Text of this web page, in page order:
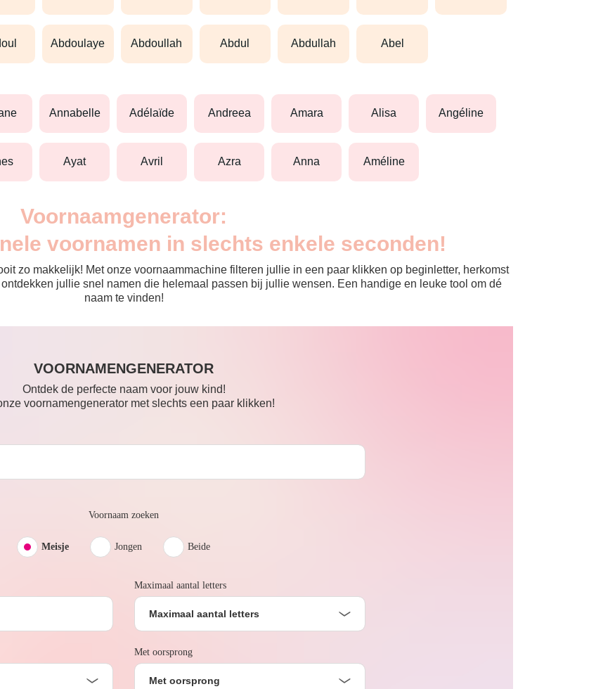
abdoulaye abdoullah abdul abdullah abel
annabelle adélaïde andreea amara alisa angéline
ayat avril azra anna améline
Voornaamgenerator:
voornamen in slechts enkele seconden!
zo makkelijk! Met onze voornaammachine filteren jullie in een paar klikken op beginletter, herkomst
jullie snel namen die helemaal passen bij jullie wensen. Een handige en leuke tool om dé
naam te vinden!
VOORNAMENGENERATOR
Ontdek de perfecte naam voor jouw kind!
voornamengenerator met slechts een paar klikken!
Voornaam zoeken
Meisje Jongen Beide
Maximaal aantal letters
Maximaal aantal letters
Met oorsprong
Met oorsprong